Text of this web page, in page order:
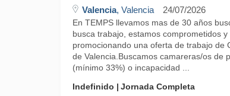
Valencia, Valencia 24/07/2026
En TEMPS llevamos mas de 30 años
busca trabajo, estamos comprometidos
promocionando una oferta de trabajo de
de Valencia.Buscamos camareras/os de
(mínimo 33%) o incapacidad ...
Indefinido
Jornada Completa